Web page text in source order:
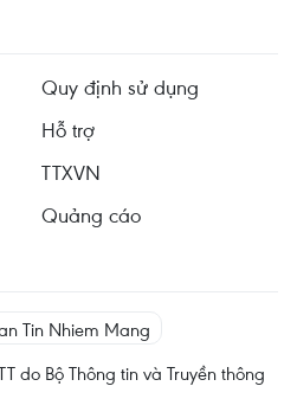
Quy định sử dụng
Hỗ trợ
TTXVN
Quảng cáo
do Bộ Thông tin và Truyền thông